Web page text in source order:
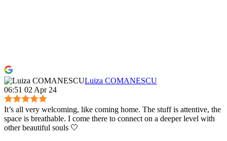
Luiza COMANESCU
06:51 02 Apr 24
It’s all very welcoming, like coming home. The stuff is attentive, the
space is breathable. I come there to connect on a deeper level with
other beautiful souls 🤍